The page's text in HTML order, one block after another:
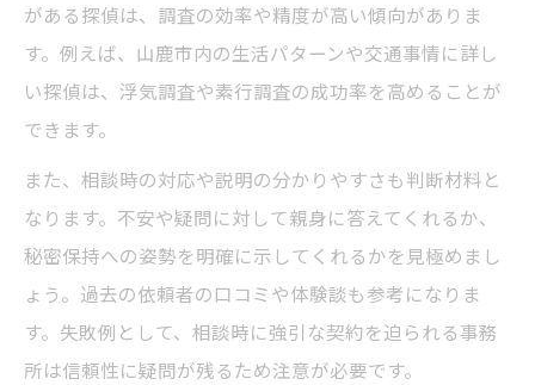
信頼性重視の探偵が持つ主な特徴
探偵の対応力と地域密着の強みを解説
安心感を生む探偵の専門知識と姿勢
事前相談で見極める探偵の信頼度
探偵依頼で後悔しない選び方のコツ
信頼できる探偵を見分ける実践法
安心して任せるための探偵比較ポイント
がある探偵は、調査の効率や精度が高い傾向がありま
す。例えば、山鹿市内の生活パターンや交通事情に詳し
い探偵は、浮気調査や素行調査の成功率を高めることが
できます。
また、相談時の対応や説明の分かりやすさも判断材料と
なります。不安や疑問に対して親身に答えてくれるか、
秘密保持への姿勢を明確に示してくれるかを見極めまし
ょう。過去の依頼者の口コミや体験談も参考になりま
す。失敗例として、相談時に強引な契約を迫られる事務
所は信頼性に疑問が残るため注意が必要です。